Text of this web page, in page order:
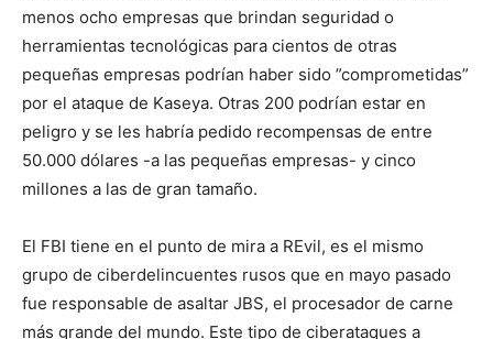
menos ocho empresas que brindan seguridad o
herramientas tecnológicas para cientos de otras
pequeñas empresas podrían haber sido ”comprometidas”
por el ataque de Kaseya. Otras 200 podrían estar en
peligro y se les habría pedido recompensas de entre
50.000 dólares -a las pequeñas empresas- y cinco
millones a las de gran tamaño.
El FBI tiene en el punto de mira a REvil, es el mismo
grupo de ciberdelincuentes rusos que en mayo pasado
fue responsable de asaltar JBS, el procesador de carne
más grande del mundo. Este tipo de ciberataques a